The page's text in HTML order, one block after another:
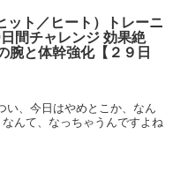
ット／ヒート）トレーニ
間チャレンジ 効果絶
腕と体幹強化【２９日
い、今日はやめとこか、なん
んて、なっちゃうんですよね